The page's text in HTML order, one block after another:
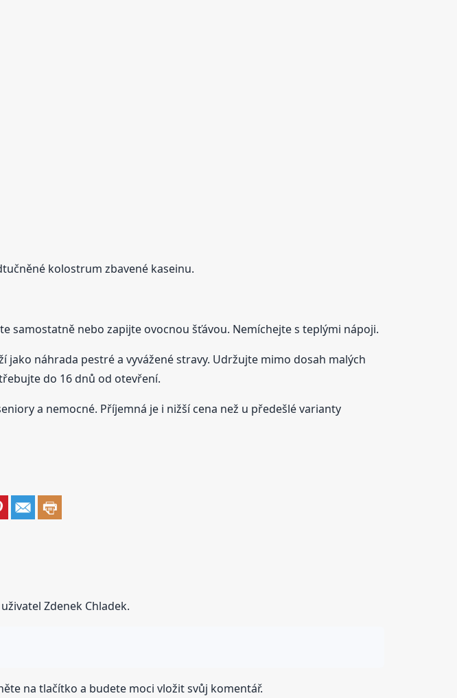
kolostrum zbavené kaseinu.
samostatně nebo zapijte ovocnou šťávou. Nemíchejte s teplými nápoji.
náhrada pestré a vyvážené stravy. Udržujte mimo dosah malých
do 16 dnů od otevření.
a nemocné. Příjemná je i nižší cena než u předešlé varianty
Zdenek Chladek.
na tlačítko a budete moci vložit svůj komentář.